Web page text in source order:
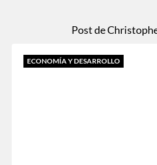
Post de
ECONOMÍA Y DESARROLLO